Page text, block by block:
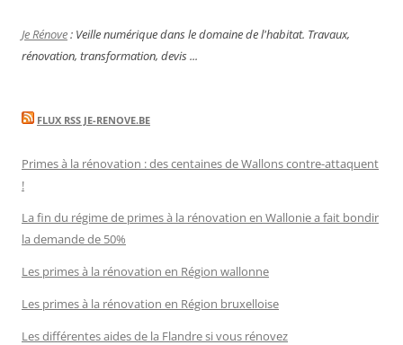
Je Rénove: Veille numérique dans le domaine de l'habitat. Travaux,
rénovation, transformation, devis ...
FLUX RSS JE-RENOVE.BE
Primes à la rénovation : des centaines de Wallons contre-attaquent
!
La fin du régime de primes à la rénovation en Wallonie a fait bondir
la demande de 50%
Les primes à la rénovation en Région wallonne
Les primes à la rénovation en Région bruxelloise
Les différentes aides de la Flandre si vous rénovez